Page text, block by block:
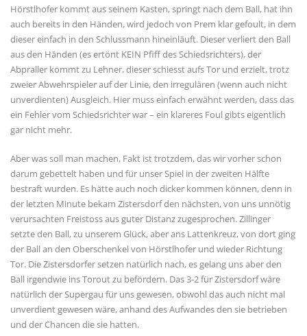
Hörstlhofer kommt aus seinem Kasten, springt nach dem Ball, hat ihn
auch bereits in den Händen, wird jedoch von Prem klar gefoult, in dem
dieser einfach in den Schlussmann hineinläuft. Dieser verliert den Ball
aus den Händen (es ertönt KEIN Pfiff des Schiedsrichters), der
Abpraller kommt zu Lehner, dieser schiesst aufs Tor und erzielt, trotz
zweier Abwehrspieler auf der Linie, den irregulären (wenn auch nicht
unverdienten) Ausgleich. Hier muss einfach erwähnt werden, dass das
ein Fehler vom Schiedsrichter war – ein klareres Foul gibts eigentlich
gar nicht mehr.
Aber was soll man machen, Fakt ist trotzdem, das wir vorher schon
darum gebettelt haben und für unser Spiel in der zweiten Hälfte
bestraft wurden. Es hätte auch noch dicker kommen können, denn in
der letzten Minute bekam Zistersdorf den nächsten, von uns unnötig
verursachten Freistoss aus guter Distanz zugesprochen. Zillinger
setzte den Ball, zu unserem Glück, aber ans Lattenkreuz, von dort ging
der Ball an den Oberschenkel von Hörstlhofer und wieder Richtung
Tor. Die Zistersdorfer setzen natürlich nach, es gelang uns aber den
Ball irgendwie ins Torout zu befördern. Das 3-2 für Zistersdorf wäre
natürlich der Supergau für uns gewesen, obwohl das auch nicht mal
unverdient gewesen wäre, anhand des Aufwandes den sie betrieben
und der Chancen die sie hatten.